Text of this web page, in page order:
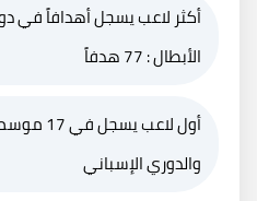
أكثر لاعب يسجل أهدافاً في
الأبطال : 77 هدفاً
أول لاعب
والدوري الإسباني